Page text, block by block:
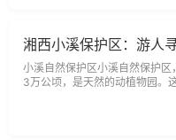
湘西小溪保护区：游人
小溪自然保护区小溪自然保护区
3万公顷，是天然的动植物园。